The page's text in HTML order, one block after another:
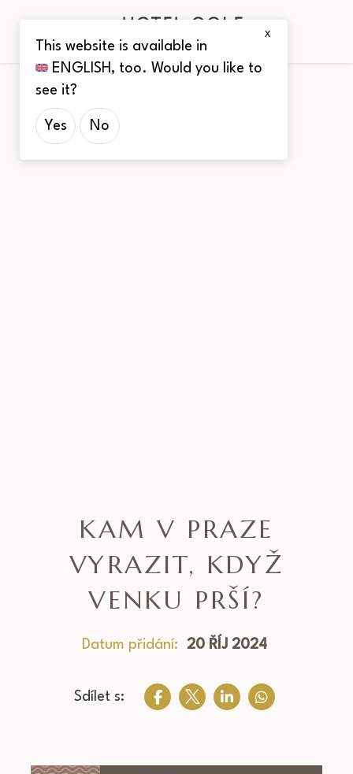
KAM V PRAZE
VYRAZIT, KDYŽ
VENKU PRŠÍ?
Datum přidání: 20 ŘÍJ 2024
Sdílet s:
X
This website is available in
ENGLISH , too. Would you like to
see it?
Yes No